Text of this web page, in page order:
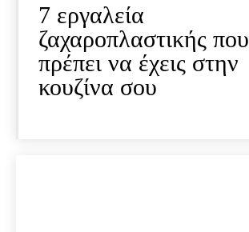
7 εργαλεία
ζαχαροπλαστικής που
πρέπει να έχεις στην
κουζίνα σου